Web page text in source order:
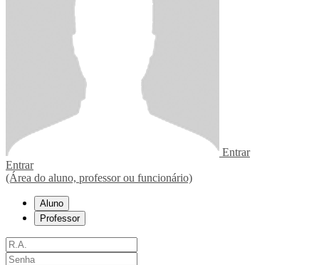
Entrar
Entrar
(Área do aluno, professor ou funcionário)
Aluno
Professor